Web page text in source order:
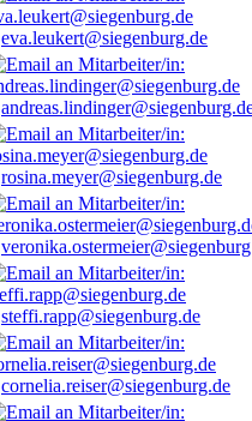
eva.leukert@siegenburg.de
rosina.meyer@siegenburg.de
steffi.rapp@siegenburg.de
cornelia.reiser@siegenburg.de